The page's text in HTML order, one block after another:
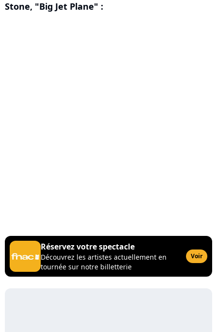
Stone, "Big Jet Plane" :
Réservez votre spectacle
Découvrez les artistes actuellement en
tournée sur notre billetterie
Voir